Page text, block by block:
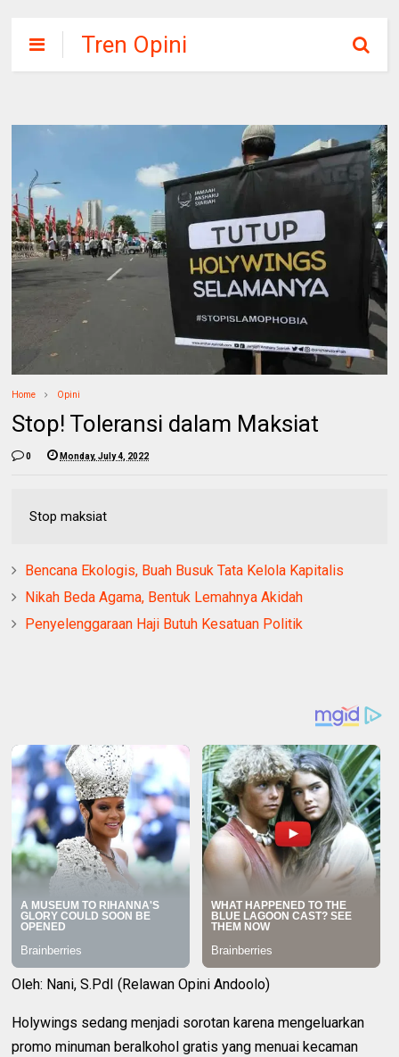
Tren Opini
Home Opini
Stop! Toleransi dalam Maksiat
0 Monday, July 4, 2022
Stop maksiat
Bencana Ekologis, Buah Busuk Tata Kelola Kapitalis
Nikah Beda Agama, Bentuk Lemahnya Akidah
Penyelenggaraan Haji Butuh Kesatuan Politik
Oleh: Nani, S.PdI (Relawan Opini Andoolo)
Holywings sedang menjadi sorotan karena mengeluarkan
promo minuman beralkohol gratis yang menuai kecaman